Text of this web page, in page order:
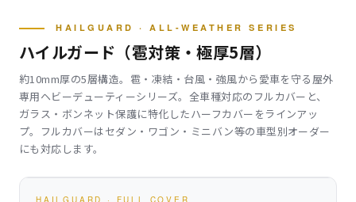
HAILGUARD · ALL-WEATHER SERIES
ハイルガード（雹対策・極厚5層）
約10mm厚の5層構造。雹・凍結・台風・強風から愛車を守る屋外
専用ヘビーデューティーシリーズ。全車種対応のフルカバーと、
ガラス・ボンネット保護に特化したハーフカバーをラインアッ
プ。フルカバーはセダン・ワゴン・ミニバン等の車型別オーダー
にも対応します。
HAILGUARD · FULL COVER